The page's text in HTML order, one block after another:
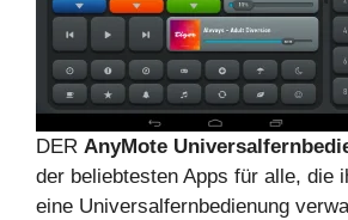
DER AnyMote
der beliebtesten Apps für alle, die
eine Universalfernbedienung